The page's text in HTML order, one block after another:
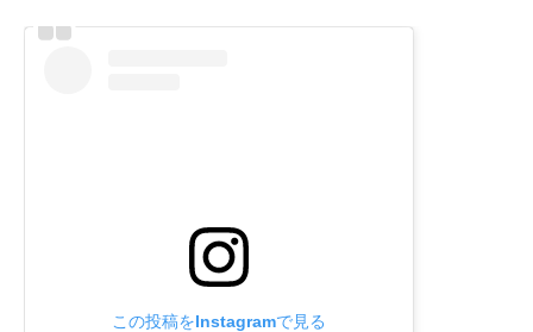
この投稿をInstagramで見る